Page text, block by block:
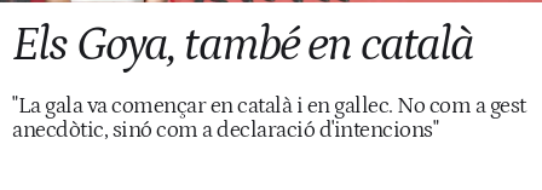
Els Goya, també en català
"La gala va començar en català i en gallec. No com a gest
anecdòtic, sinó com a declaració d'intencions"